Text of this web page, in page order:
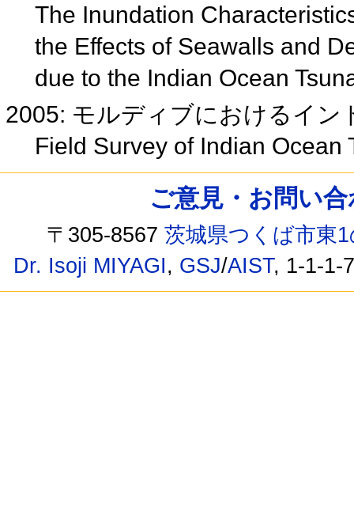
The Inundation
the Effects of Seawalls and
due to the Indian Ocean
2005: モルディブにおけるイン
Field Survey of Indian
ご意見・お問い
〒305-8567茨城県つくば市東
Dr. Isoji MIYAGI, GSJ/AIST, 1-1-1-